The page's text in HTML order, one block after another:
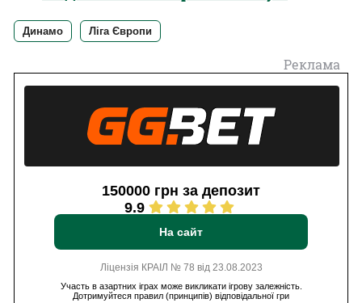
Динамо Ліга Європи
Реклама
150000 грн за депозит
9.9
На сайт
Ліцензія КРАІЛ № 78 від 23.08.2023
Участь в азартних іграх може викликати ігрову залежність.
Дотримуйтеся правил (принципів) відповідальної гри